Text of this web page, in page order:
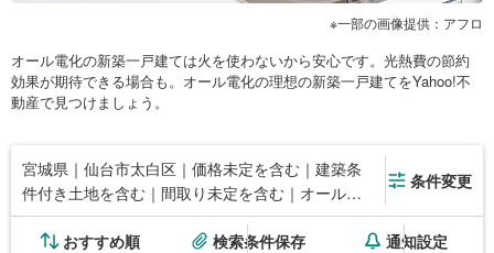
一部の画像提供：アフロ
オール電化の新築一戸建ては火を使わないから安心です。光熱費の節約
効果が期待できる場合も。オール電化の理想の新築一戸建てをYahoo!不
動産で見つけましょう。
宮城県｜仙台市太白区｜価格未定を含む｜建築条
件付き土地を含む｜間取り未定を含む｜オール電
化
条件変更
おすすめ順 検索条件保存 通知設定